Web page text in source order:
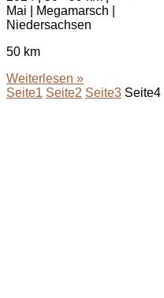
Mai | Megamarsch |
Niedersachsen
50 km
Weiterlesen »
Seite1 Seite2 Seite3 Seite4